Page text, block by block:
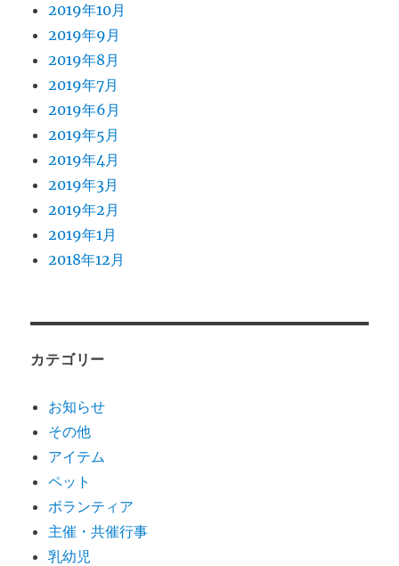
2019年10月
2019年9月
2019年8月
2019年7月
2019年6月
2019年5月
2019年4月
2019年3月
2019年2月
2019年1月
2018年12月
カテゴリー
お知らせ
その他
アイテム
ペット
ボランティア
主催・共催行事
乳幼児